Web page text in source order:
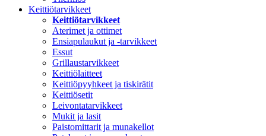
Keittiötarvikkeet
Keittiötarvikkeet
Aterimet ja ottimet
Ensiapulaukut ja -tarvikkeet
Essut
Grillaustarvikkeet
Keittiölaitteet
Keittiöpyyhkeet ja tiskirätit
Keittiösetit
Leivontatarvikkeet
Mukit ja lasit
Paistomittarit ja munakellot